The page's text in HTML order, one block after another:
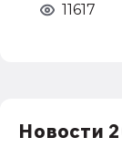
11617
Новости